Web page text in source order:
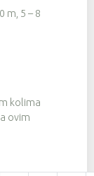
m, 5 – 8
kolima
ovim